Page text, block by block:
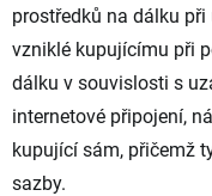
prostředků na dálku
vzniklé kupujícímu při
dálku v souvislosti s
internetové připojení,
kupující sám, přičemž
sazby.